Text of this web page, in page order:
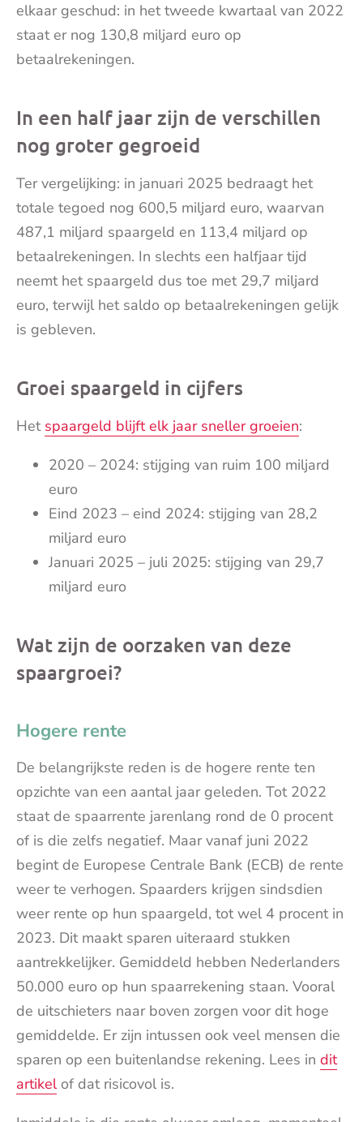
elkaar geschud: in het tweede kwartaal van 2022
staat er nog 130,8 miljard euro op
betaalrekeningen.
In een half jaar zijn de verschillen
nog groter gegroeid
Ter vergelijking: in januari 2025 bedraagt het
totale tegoed nog 600,5 miljard euro, waarvan
487,1 miljard spaargeld en 113,4 miljard op
betaalrekeningen. In slechts een halfjaar tijd
neemt het spaargeld dus toe met 29,7 miljard
euro, terwijl het saldo op betaalrekeningen gelijk
is gebleven.
Groei spaargeld in cijfers
Het spaargeld blijft elk jaar sneller groeien:
2020 – 2024: stijging van ruim 100 miljard
euro
Eind 2023 – eind 2024: stijging van 28,2
miljard euro
Januari 2025 – juli 2025: stijging van 29,7
miljard euro
Wat zijn de oorzaken van deze
spaargroei?
Hogere rente
De belangrijkste reden is de hogere rente ten
opzichte van een aantal jaar geleden. Tot 2022
staat de spaarrente jarenlang rond de 0 procent
of is die zelfs negatief. Maar vanaf juni 2022
begint de Europese Centrale Bank (ECB) de rente
weer te verhogen. Spaarders krijgen sindsdien
weer rente op hun spaargeld, tot wel 4 procent in
2023. Dit maakt sparen uiteraard stukken
aantrekkelijker. Gemiddeld hebben Nederlanders
50.000 euro op hun spaarrekening staan. Vooral
de uitschieters naar boven zorgen voor dit hoge
gemiddelde. Er zijn intussen ook veel mensen die
sparen op een buitenlandse rekening. Lees in dit
artikelof dat risicovol is.